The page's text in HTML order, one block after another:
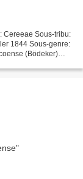
Cereeae Sous-tribu:
1844 Sous-genre:
(Bödeker)